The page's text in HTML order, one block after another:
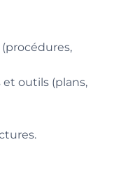
outils (plans,